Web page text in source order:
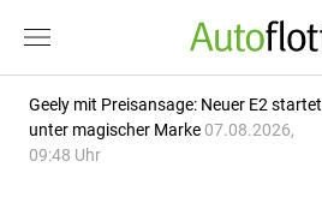
Geely mit Preisansage: Neuer E2 startet
unter magischer Marke 07.08.2026,
09:48 Uhr